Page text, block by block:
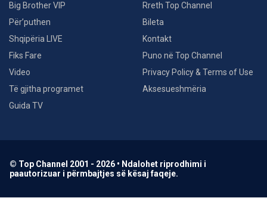
Big Brother VIP
Për’puthen
Shqipëria LIVE
Fiks Fare
Video
Të gjitha programet
Guida TV
Rreth Top Channel
Bileta
Kontakt
Puno në Top Channel
Privacy Policy & Terms of Use
Aksesueshmëria
© Top Channel 2001 - 2026 • Ndalohet riprodhimi i
paautorizuar i përmbajtjes së kësaj faqeje.